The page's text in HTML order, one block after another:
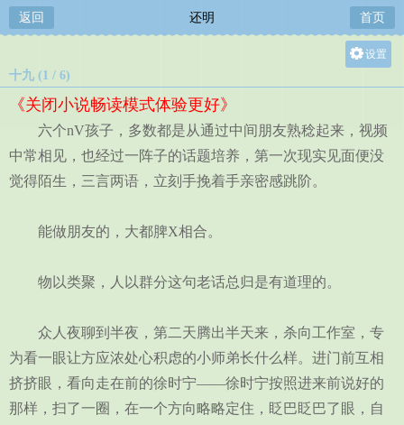
返回 还明 首页
设置
中
小
十九 (1 / 6)
《关闭小说畅读模式体验更好》
六个nV孩子，多数都是从通过中间朋友熟稔起来，视频
中常相见，也经过一阵子的话题培养，第一次现实见面便没
觉得陌生，三言两语，立刻手挽着手亲密感跳阶。
能做朋友的，大都脾X相合。
物以类聚，人以群分这句老话总归是有道理的。
众人夜聊到半夜，第二天腾出半天来，杀向工作室，专
为看一眼让方应浓处心积虑的小师弟长什么样。进门前互相
挤挤眼，看向走在前的徐时宁——徐时宁按照进来前说好的
那样，扫了一圈，在一个方向略略定住，眨巴眨巴了眼，自